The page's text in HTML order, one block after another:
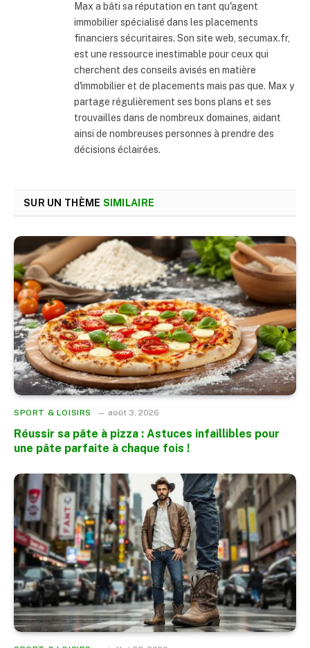
Max a bâti sa réputation en tant qu'agent
immobilier spécialisé dans les placements
financiers sécuritaires. Son site web, secumax.fr,
est une ressource inestimable pour ceux qui
cherchent des conseils avisés en matière
d'immobilier et de placements mais pas que. Max y
partage régulièrement ses bons plans et ses
trouvailles dans de nombreux domaines, aidant
ainsi de nombreuses personnes à prendre des
décisions éclairées.
SUR UN THÈME SIMILAIRE
SPORT & LOISIRS août 3, 2026
Réussir sa pâte à pizza : Astuces infaillibles pour
une pâte parfaite à chaque fois !